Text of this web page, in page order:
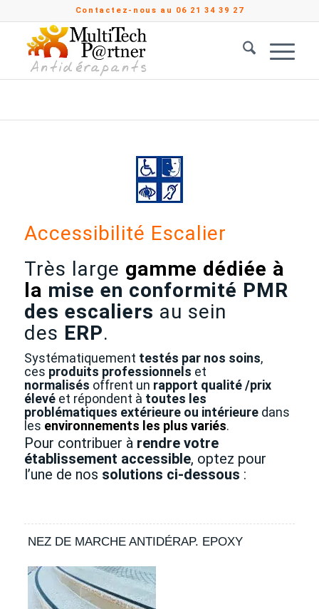
Contactez-nous au 06 21 34 39 27
Accessibilité Escalier
Très large gamme dédiée à
la mise en conformité PMR
des escaliers au sein
des ERP.
Systématiquement testés par nos soins,
ces produits professionnels et
normalisés offrent un rapport qualité /prix
élevé et répondent à toutes les
problématiques extérieure ou intérieuredans
les environnements les plus variés.
Pour contribuer à rendre votre
établissement accessible, optez pour
l’une de nos solutions ci-dessous :
NEZ DE MARCHE ANTIDÉRAP. EPOXY